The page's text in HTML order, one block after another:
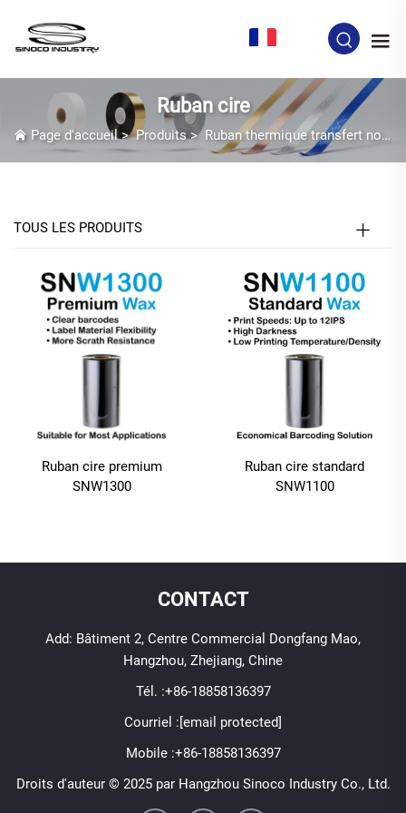
Ruban cire
Page d'accueil>Produits > Ruban thermique transfert noir
TOUS LES PRODUITS
Ruban cire premium
SNW1300
Ruban cire standard
SNW1100
CONTACT
Add: Bâtiment 2, Centre Commercial Dongfang Mao,
Hangzhou, Zhejiang, Chine
Tél. :+86-18858136397
Courriel :[email protected]
Mobile :+86-18858136397
Droits d'auteur © 2025 par Hangzhou Sinoco Industry Co., Ltd.